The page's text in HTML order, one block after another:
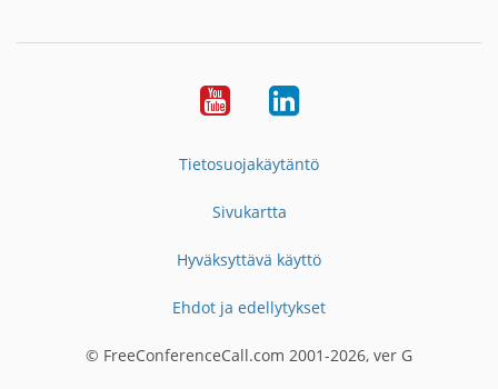
YouTubeLinkedIn
Tietosuojakäytäntö
Sivukartta
Hyväksyttävä käyttö
Ehdot ja edellytykset
© FreeConferenceCall.com 2001-2026, ver G